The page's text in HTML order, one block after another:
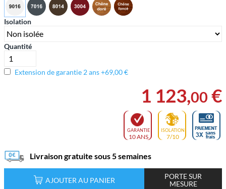
Isolation
Quantité
Extension de garantie 2 ans +69,00 €
1 123,00 €
GARANTIE
10 ANS
ISOLATION
7/10
Livraison gratuite sous 5 semaines
AJOUTER AU PANIER
PORTE SUR
MESURE